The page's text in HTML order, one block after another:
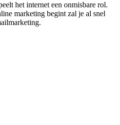
het internet een onmisbare rol.
marketing begint zal je al snel